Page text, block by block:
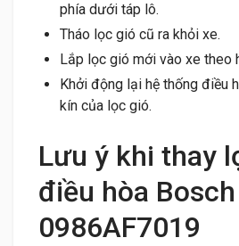
phía dưới táp lô.
Tháo lọc gió cũ ra khỏi xe.
Lắp lọc gió mới vào xe theo
Khởi động lại hệ thống điều
kín của lọc gió.
Lưu ý khi thay
điều hòa Bosch
0986AF7019